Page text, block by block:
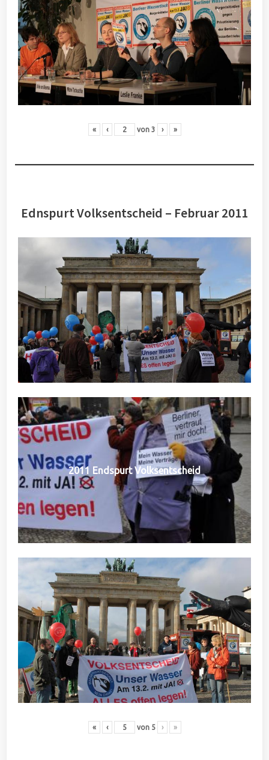
« ‹ von 3 › »
Ednspurt Volksentscheid – Februar 2011
2011 Endspurt Volksentscheid
« ‹ von 5 › »